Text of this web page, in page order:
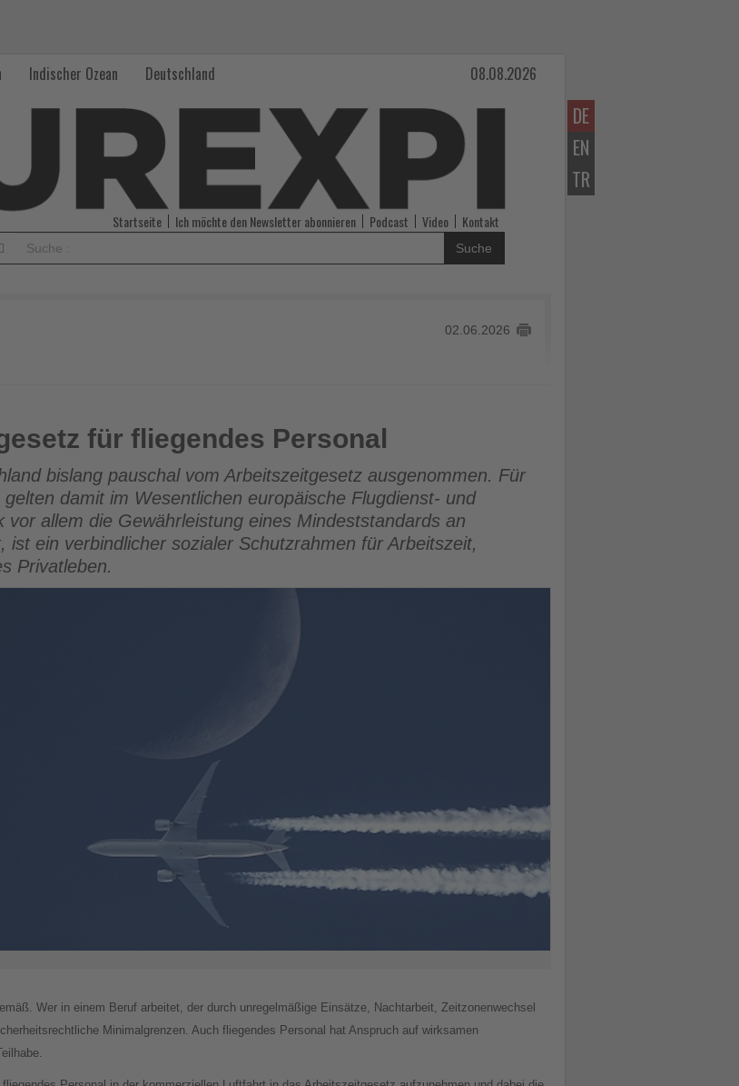
DE
EN
TR
Indischer Ozean Deutschland 08.08.2026
Startseite Ich möchte den Newsletter abonnieren Podcast Video Kontakt
Suche
02.06.2026
Personal
für fliegendes Personal
bislang pauschal vom Arbeitszeitgesetz ausgenommen. Für
damit im Wesentlichen europäische Flugdienst- und
vor allem die Gewährleistung eines Mindeststandards an
ist ein verbindlicher sozialer Schutzrahmen für Arbeitszeit,
Privatleben.
Wer in einem Beruf arbeitet, der durch unregelmäßige Einsätze, Nachtarbeit, Zeitzonenwechsel
Minimalgrenzen. Auch fliegendes Personal hat Anspruch auf wirksamen